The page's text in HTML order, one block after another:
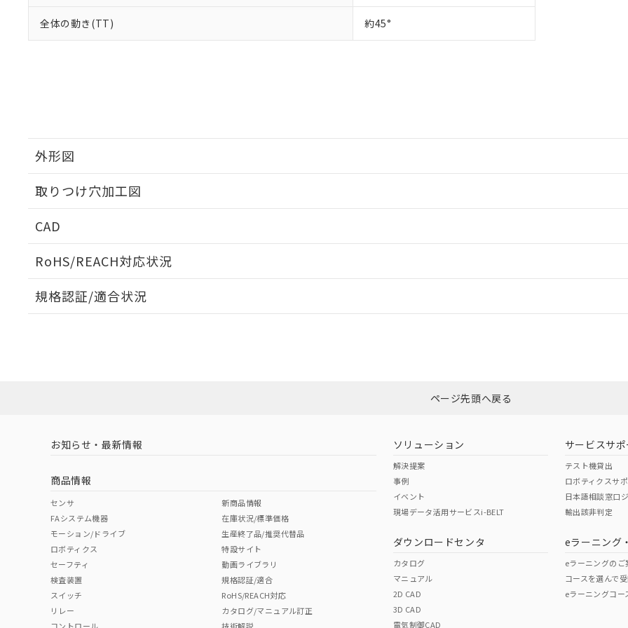
全体の動き(TT) 約45°
外形図
取りつけ穴加工図
CAD
RoHS/REACH対応状況
EU RoHS 注意事項・凡例
ダウンロードはこちら
中国 RoHS 注意事項・凡例
中国 RoHS表
Pb Hg Cr(VI)
規格認証/適合状況
ページ先頭へ戻る
お知らせ・最新情報
商品情報
センサ
FAシステム機器
モーション/ドライブ
ロボティクス
セーフティ
検査装置
スイッチ
リレー
新商品情報
在庫状況/標準価格
生産終了品/推奨代替品
特設サイト
動画ライブラリ
規格認証/適合
RoHS/REACH対応
カタログ/マニュアル訂正
ソリューション
解決提案
事例
イベント
現場データ活用サービスi-BELT
ダウンロードセンタ
カタログ
マニュアル
2D CAD
3D CAD
電気制御CAD
サービスサポ
テスト機貸出
ロボティクスサ
日本語相談窓口
輸出該非判定
eラーニング
eラーニングのご
コースを選んで
eラーニングコー